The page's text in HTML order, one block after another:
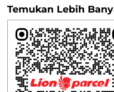
Ceritakan kepada kami
Pindai kode QR ini
kami.
Klik pada kode QR